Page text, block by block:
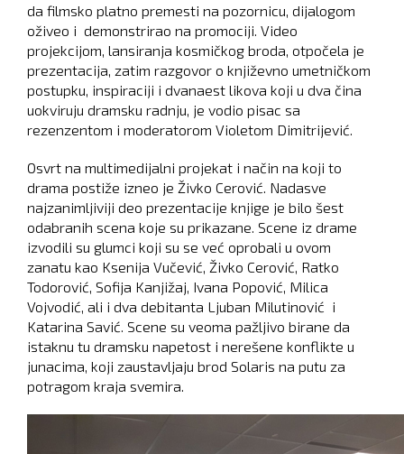
da filmsko platno premesti na pozornicu, dijalogom
oživeo i demonstrirao na promociji. Video
projekcijom, lansiranja kosmičkog broda, otpočela je
prezentacija, zatim razgovor o književno umetničkom
postupku, inspiraciji i dvanaest likova koji u dva čina
uokviruju dramsku radnju, je vodio pisac sa
rezenzentom i moderatorom Violetom Dimitrijević.
Osvrt na multimedijalni projekat i način na koji to
drama postiže izneo je Živko Cerović. Nadasve
najzanimljiviji deo prezentacije knjige je bilo šest
odabranih scena koje su prikazane. Scene iz drame
izvodili su glumci koji su se već oprobali u ovom
zanatu kao Ksenija Vučević, Živko Cerović, Ratko
Todorović, Sofija Kanjižaj, Ivana Popović, Milica
Vojvodić, ali i dva debitanta Ljuban Milutinović i
Katarina Savić. Scene su veoma pažljivo birane da
istaknu tu dramsku napetost i nerešene konflikte u
junacima, koji zaustavljaju brod Solaris na putu za
potragom kraja svemira.